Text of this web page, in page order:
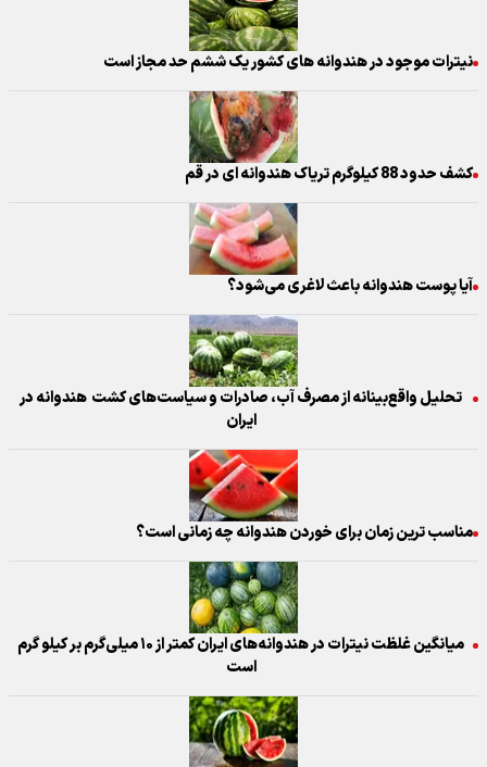
نیترات موجود در هندوانه های کشور یک ششم حد مجاز است
کشف حدود 88 کيلوگرم ترياک هندوانه ای در قم
آیا پوست هندوانه باعث لاغری می‌شود؟
تحلیل واقع‌بینانه از مصرف آب، صادرات و سیاست‌های کشت هندوانه در
ایران
مناسب ترین زمان برای خوردن هندوانه چه زمانی است؟
میانگین غلظت نیترات در هندوانه‌های ایران کمتر از ۱۰ میلی‌گرم بر کیلو گرم
است